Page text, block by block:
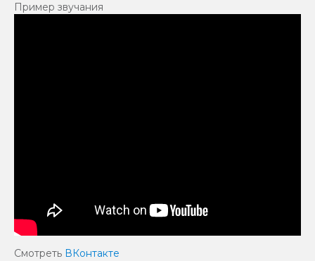
Пример звучания
Смотреть ВКонтакте